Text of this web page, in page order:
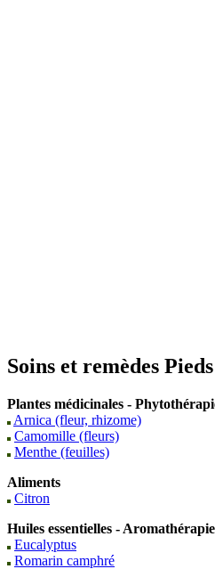
Soins et remèdes
Plantes médicinales -
Arnica (fleur, rhizome)
Camomille (fleurs)
Menthe (feuilles)
Aliments
Citron
Huiles essentielles - Aromathérapie
Eucalyptus
Romarin camphré